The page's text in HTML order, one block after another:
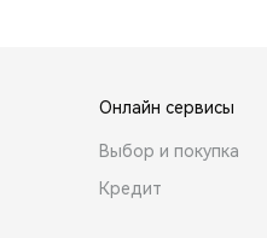
Онлайн сервисы
Выбор и покупка
Кредит